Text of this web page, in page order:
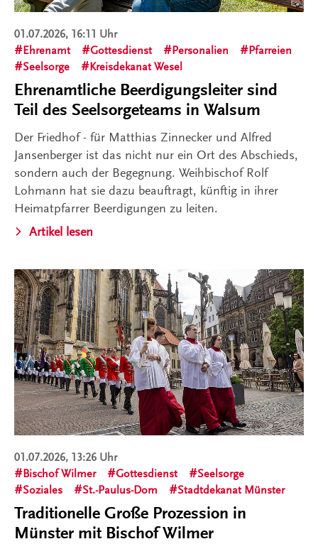
01.07.2026, 16:11 Uhr
Ehrenamt
Gottesdienst Personalien
Pfarreien
Seelsorge
Kreisdekanat Wesel
Ehrenamtliche Beerdigungsleiter sind
Teil des Seelsorgeteams in Walsum
Der Friedhof - für Matthias Zinnecker und Alfred
Jansenberger ist das nicht nur ein Ort des Abschieds,
sondern auch der Begegnung. Weihbischof Rolf
Lohmann hat sie dazu beauftragt, künftig in ihrer
Heimatpfarrer Beerdigungen zu leiten.
Artikel lesen
01.07.2026, 13:26 Uhr
Bischof Wilmer
Gottesdienst
Seelsorge
Soziales
St.-Paulus-Dom Stadtdekanat Münster
Traditionelle Große Prozession in
Münster mit Bischof Wilmer